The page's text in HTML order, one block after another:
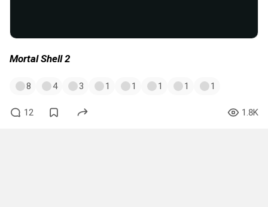
Mortal Shell 2
8 4 3 1 1 1 1 1
12 1.8K